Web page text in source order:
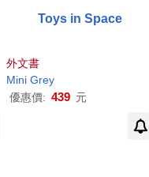
Toys in Space
外文書
Mini Grey
優惠價: 439 元